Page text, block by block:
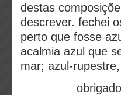
destas
descrever. fechei
perto que fosse
acalmia azul que
mar; azul-
obrigado,